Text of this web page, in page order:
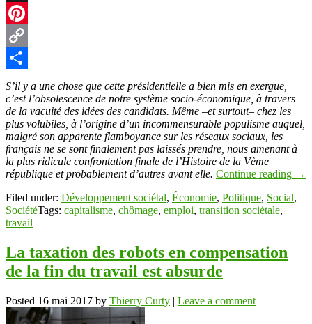
X
Pinterest
Copy
Link
Partager
S’il y a une chose que cette présidentielle a bien mis en exergue,
c’est l’obsolescence de notre système socio-économique, à travers
de la vacuité des idées des candidats. Même –et surtout– chez les
plus volubiles, à l’origine d’un incommensurable populisme auquel,
malgré son apparente flamboyance sur les réseaux sociaux, les
français ne se sont finalement pas laissés prendre, nous amenant à
la plus ridicule confrontation finale de l’Histoire de la Vème
république et probablement d’autres avant elle. Continue reading →
Filed under: Développement sociétal, Économie, Politique, Social,
SociétéTags: capitalisme, chômage, emploi, transition sociétale,
travail
La taxation des robots en compensation
de la fin du travail est absurde
Posted 16 mai 2017 by Thierry Curty | Leave a comment